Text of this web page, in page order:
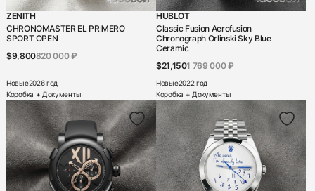
ZENITH
CHRONOMASTER EL PRIMERO
SPORT OPEN
$9,800820 000 ₽
Новые2026 год
Коробка + Документы
HUBLOT
Classic Fusion Aerofusion
Chronograph Orlinski Sky Blue
Ceramic
$21,1501 769 000 ₽
Новые2022 год
Коробка + Документы